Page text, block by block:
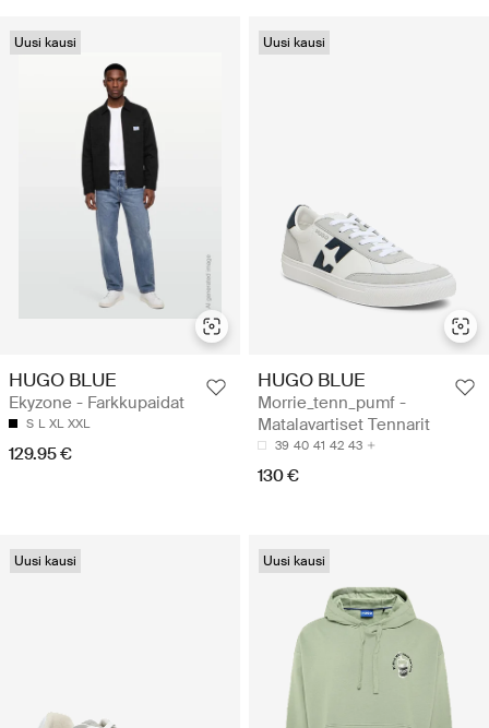
Uusi kausi
HUGO BLUE
Ekyzone - Farkkupaidat
S L XL XXL
129.95 €
Uusi kausi
HUGO BLUE
Morrie_tenn_pumf -
Matalavartiset Tennarit
39 40 41 42 43
130 €
Uusi kausi Uusi kausi